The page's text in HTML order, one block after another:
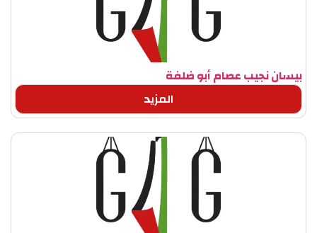
بيسان نجيب عصام أبو ضلفة
المزيد